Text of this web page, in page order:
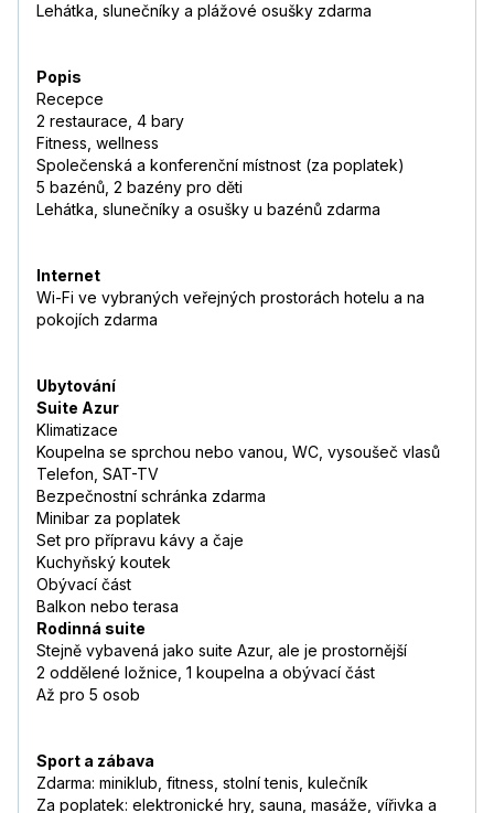
Lehátka, slunečníky a plážové osušky zdarma
Popis
Recepce
2 restaurace, 4 bary
Fitness, wellness
Společenská a konferenční místnost (za poplatek)
5 bazénů, 2 bazény pro děti
Lehátka, slunečníky a osušky u bazénů zdarma
Internet
Wi-Fi ve vybraných veřejných prostorách hotelu a na
pokojích zdarma
Ubytování
Suite Azur
Klimatizace
Koupelna se sprchou nebo vanou, WC, vysoušeč vlasů
Telefon, SAT-TV
Bezpečnostní schránka zdarma
Minibar za poplatek
Set pro přípravu kávy a čaje
Kuchyňský koutek
Obývací část
Balkon nebo terasa
Rodinná suite
Stejně vybavená jako suite Azur, ale je prostornější
2 oddělené ložnice, 1 koupelna a obývací část
Až pro 5 osob
Sport a zábava
Zdarma: miniklub, fitness, stolní tenis, kulečník
Za poplatek: elektronické hry, sauna, masáže, vířivka a